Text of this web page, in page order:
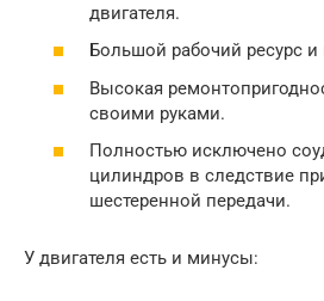
двигателя.
Большой рабочий ресурс и
Высокая
своими руками.
Полностью исключено
цилиндров в следствие
шестеренной передачи.
У двигателя есть и минусы: